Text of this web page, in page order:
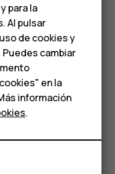
iniciar la
que muestra su
para usar la búsqueda
y suelte la
aparecerá en la
Google, presione
para la
Al pulsar
de cookies y
cambiar
en la
información
.